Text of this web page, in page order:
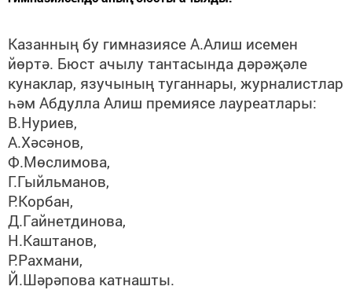
Казанның бу гимназиясе А.Алиш исемен
йөртә. Бюст ачылу тантасында дәрәҗәле
кунаклар, язучының туганнары, журналистлар
һәм Абдулла Алиш премиясе лауреатлары:
В.Нуриев,
А.Хәсәнов,
Ф.Мөслимова,
Г.Гыйльманов,
Р.Корбан,
Д.Гайнетдинова,
Н.Каштанов,
Р.Рахмани,
Й.Шәрәпова катнашты.